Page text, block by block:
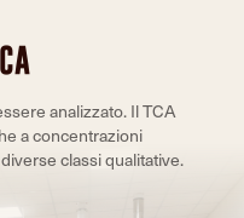
analizzato. Il TCA
a concentrazioni
classi qualitative.